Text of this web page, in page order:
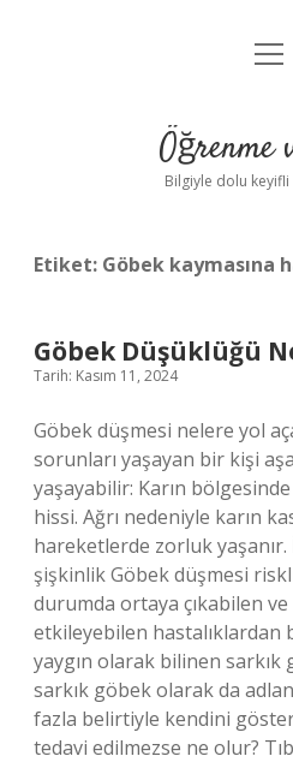
Yasal
Öğrenme
Bilgiyle dolu
Etiket: Göbek kaymasına
Göbek Düşüklüğü
Tarih: Kasım 11, 2024
Göbek düşmesi nelere yol
sorunları yaşayan bir kişi
yaşayabilir: Karın
hissi. Ağrı nedeniyle karın
hareketlerde zorluk yaşanır.
şişkinlik Göbek düşmesi
durumda ortaya çıkabilen
etkileyebilen hastalıklardan
yaygın olarak bilinen sarkık
sarkık göbek olarak da
fazla belirtiyle kendini
tedavi edilmezse ne olur?